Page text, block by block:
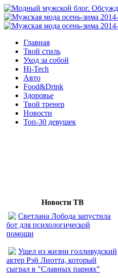
Главная
Твой стиль
Уход за собой
Hi-Tech
Авто
Food&Drink
Здоровье
Твой тренер
Новости
Топ-30 девушек
Новости ТВ
Светлана Лобода запустила
бот для психологической
помощи
Ушел из жизни голливудский
актер Рэй Лиотта, который
сыграл в "Славных парнях"